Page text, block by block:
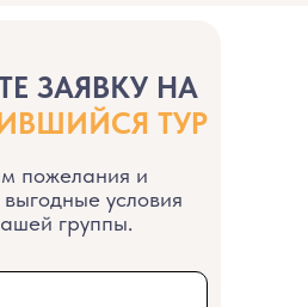
ЗАЯВКУ НА
ТУР
пожелания и
условия
группы.